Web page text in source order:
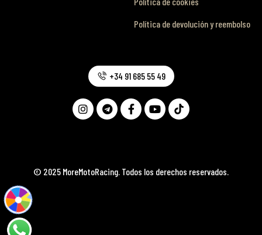
Política de devolución y reembolso
© 2025 MoreMotoRacing. Todos los derechos reservados.
+34 91 685 55 49